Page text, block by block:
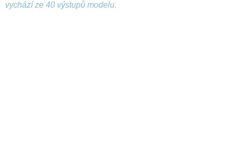
vychází ze 40 výstupů modelu.